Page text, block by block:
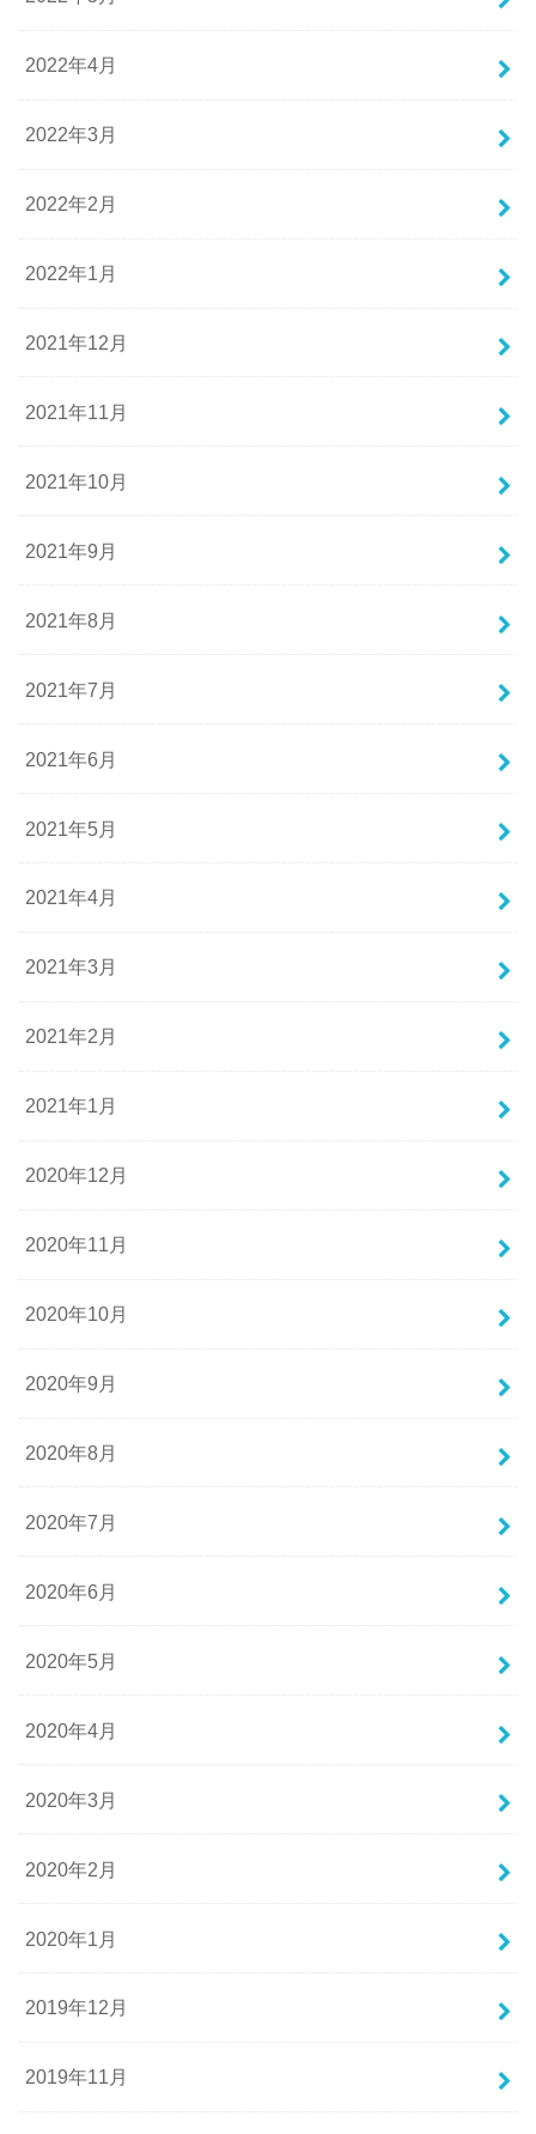
2022年4月
2022年3月
2022年2月
2022年1月
2021年12月
2021年11月
2021年10月
2021年9月
2021年8月
2021年7月
2021年6月
2021年5月
2021年4月
2021年3月
2021年2月
2021年1月
2020年12月
2020年11月
2020年10月
2020年9月
2020年8月
2020年7月
2020年6月
2020年5月
2020年4月
2020年3月
2020年2月
2020年1月
2019年12月
2019年11月